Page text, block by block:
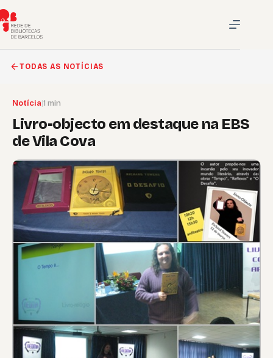
para
o
conteúdo
TODAS AS NOTÍCIAS
Notícia|1 min
Livro-objecto em destaque na EBS
de Vila Cova